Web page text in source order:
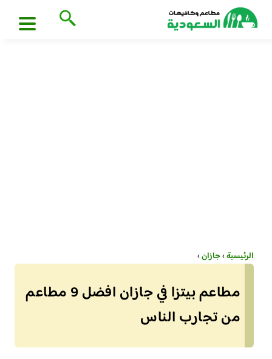
الرئيسية›جازان›
مطاعم بيتزا في جازان افضل 9 مطاعم
من تجارب الناس